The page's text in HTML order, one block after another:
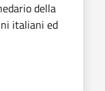
della
italiani ed